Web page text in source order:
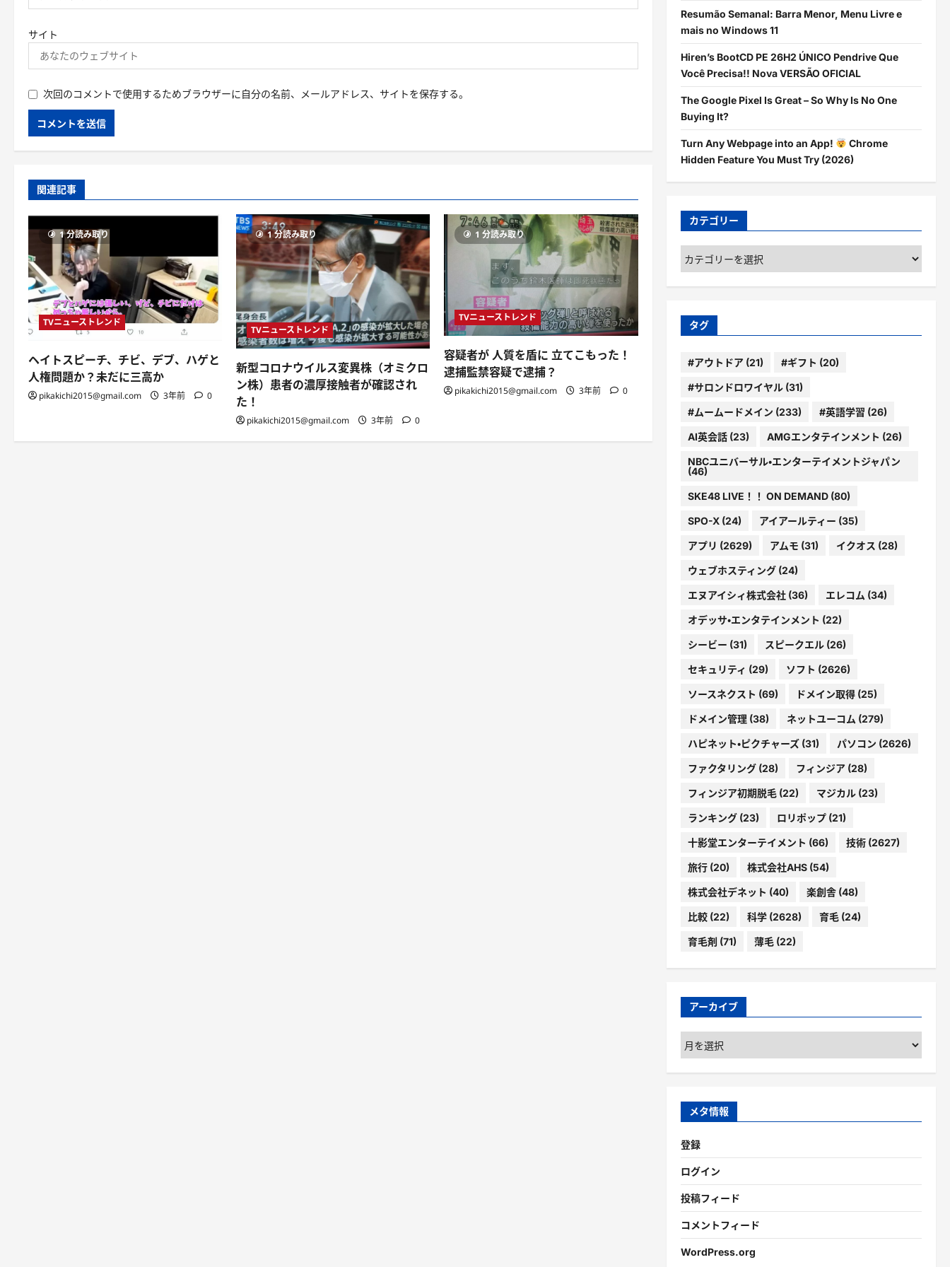
サイト
次回のコメントで使用するためブラウザーに自分の名前、メールアドレス、サイトを保存する。
関連記事
1 分読み取り
TVニューストレンド
ヘイトスピーチ、チビ、デブ、ハゲと
人権問題か？未だに三高か
pikakichi2015@gmail.com 3年前 0
1 分読み取り
TVニューストレンド
新型コロナウイルス変異株（オミクロ
ン株）患者の濃厚接触者が確認され
た！
pikakichi2015@gmail.com 3年前 0
1 分読み取り
TVニューストレンド
容疑者が 人質を盾に 立てこもった！
逮捕監禁容疑で逮捕？
pikakichi2015@gmail.com 3年前 0
Resumão Semanal: Barra Menor, Menu Livre e
mais no Windows 11
Hiren’s BootCD PE 26H2 ÚNICO Pendrive Que
Você Precisa!! Nova VERSÃO OFICIAL
The Google Pixel Is Great – So Why Is No One
Buying It?
Turn Any Webpage into an App!
Chrome
Hidden Feature You Must Try (2026)
カテゴリー
カ
テ
ゴ
ー
タグ
#アウトドア(21) #ギフト (20)
#サロンドロワイヤル(31)
#ムームードメイン (233) #英語学習 (26)
AI英会話(23) AMGエンタテインメント (26)
NBCユニバーサル・エンターテイメントジャパン
(46)
SKE48 LIVE！！ ON DEMAND(80)
SPO-X(24) アイアールティー (35)
アプリ (2629) アムモ (31) イクオス (28)
ウェブホスティング(24)
エヌアイシィ株式会社(36) エレコム (34)
オデッサ・エンタテインメント (22)
シービー (31) スピークエル(26)
セキュリティ (29) ソフト (2626)
ソースネクスト (69) ドメイン取得(25)
ドメイン管理(38) ネットユーコム (279)
ハピネット・ピクチャーズ(31) パソコン (2626)
ファクタリング(28) フィンジア(28)
フィンジア初期脱毛(22) マジカル(23)
ランキング(23) ロリポップ(21)
十影堂エンターテイメント (66) 技術(2627)
旅行(20) 株式会社AHS(54)
株式会社デネット (40) 楽創舎(48)
比較(22) 科学(2628) 育毛(24)
育毛剤 (71) 薄毛(22)
アーカイブ
ア
ー
カ
ブ
メタ情報
登録
ログイン
投稿フィード
コメントフィード
WordPress.org